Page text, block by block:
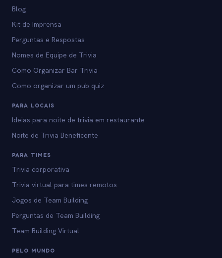
Blog
Kit de Imprensa
Perguntas e Respostas
Nomes de Equipe de Trivia
Como Organizar Bar Trivia
Como organizar um pub quiz
PARA LOCAIS
Ideias para noite de trivia em restaurante
Noite de Trivia Beneficente
PARA TIMES
Trivia corporativa
Trivia virtual para times remotos
Jogos de Team Building
Perguntas de Team Building
Team Building Virtual
PELO MUNDO